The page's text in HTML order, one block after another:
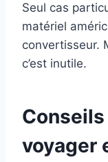
Seul cas
matériel
convertisseur.
c’est inutile.
voyager